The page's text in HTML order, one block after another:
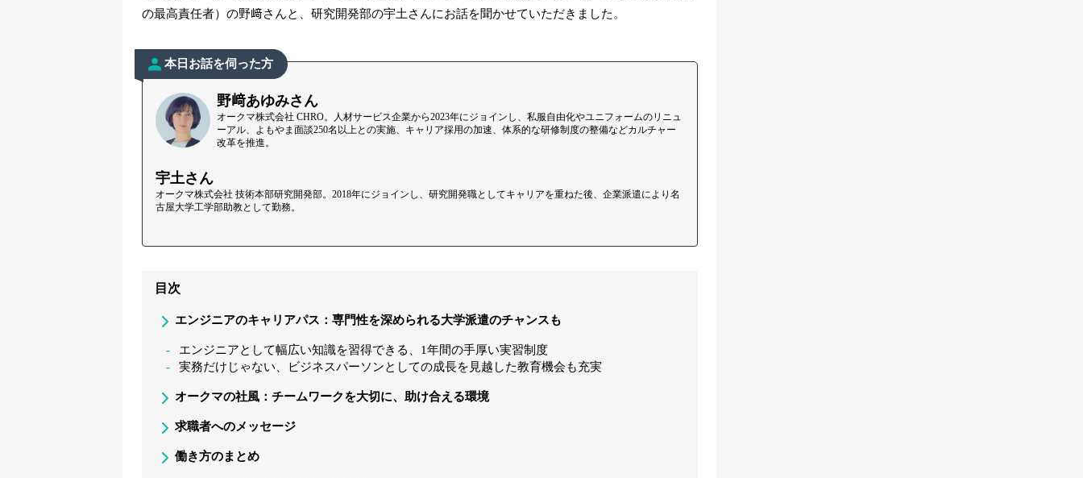
の最高責任者）の野﨑さんと、研究開発部の宇土さんにお話を聞かせていただきました。
本日お話を伺った方
野﨑あゆみさん
オークマ株式会社 CHRO。人材サービス企業から2023年にジョインし、私服自由化やユニフォームのリニュ
ーアル、よもやま面談250名以上との実施、キャリア採用の加速、体系的な研修制度の整備などカルチャー
改革を推進。
宇土さん
オークマ株式会社 技術本部研究開発部。2018年にジョインし、研究開発職としてキャリアを重ねた後、企業派遣により名
古屋大学工学部助教として勤務。
目次
エンジニアのキャリアパス：専門性を深められる大学派遣のチャンスも
エンジニアとして幅広い知識を習得できる、1年間の手厚い実習制度
実務だけじゃない、ビジネスパーソンとしての成長を見越した教育機会も充実
オークマの社風：チームワークを大切に、助け合える環境
求職者へのメッセージ
働き方のまとめ